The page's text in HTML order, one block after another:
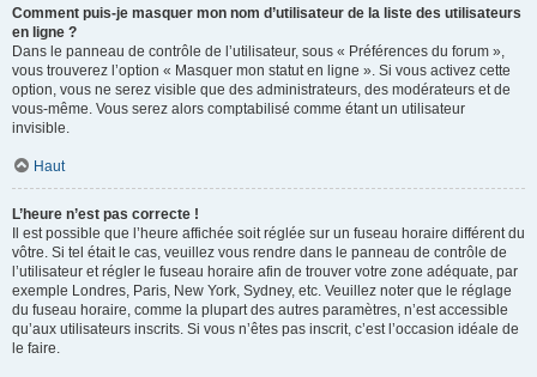
Comment puis-je masquer mon nom d’utilisateur de la liste des utilisateurs
en ligne ?
Dans le panneau de contrôle de l’utilisateur, sous « Préférences du forum »,
vous trouverez l’option « Masquer mon statut en ligne ». Si vous activez cette
option, vous ne serez visible que des administrateurs, des modérateurs et de
vous-même. Vous serez alors comptabilisé comme étant un utilisateur
invisible.
Haut
L’heure n’est pas correcte !
Il est possible que l’heure affichée soit réglée sur un fuseau horaire différent du
vôtre. Si tel était le cas, veuillez vous rendre dans le panneau de contrôle de
l’utilisateur et régler le fuseau horaire afin de trouver votre zone adéquate, par
exemple Londres, Paris, New York, Sydney, etc. Veuillez noter que le réglage
du fuseau horaire, comme la plupart des autres paramètres, n’est accessible
qu’aux utilisateurs inscrits. Si vous n’êtes pas inscrit, c’est l’occasion idéale de
le faire.